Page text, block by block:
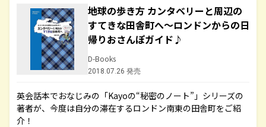
地球の歩き方 カンタベリーと周辺の
すてきな田舎町へ～ロンドンからの日
帰りおさんぽガイド♪
D-Books
2018.07.26 発売
英会話本でおなじみの「Kayoの“秘密のノート”」シリーズの
著者が、今度は自分の滞在するロンドン南東の田舎町をご紹
介！